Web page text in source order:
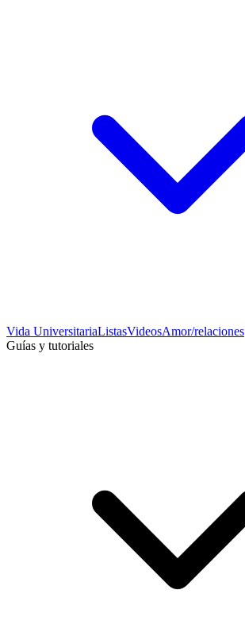
Vida UniversitariaListasVideosAmor/relaciones
Guías y tutoriales